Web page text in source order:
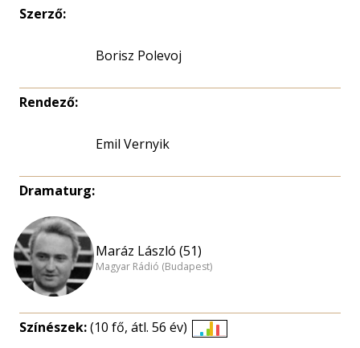
Szerző:
Borisz Polevoj
Rendező:
Emil Vernyik
Dramaturg:
Maráz László (51)
Magyar Rádió (Budapest)
Színészek:(10 fő, átl. 56 év)